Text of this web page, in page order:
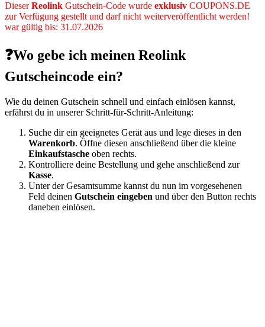
DieserReolink Gutschein-Code wurde exklusiv COUPONS.DE
zur Verfügung gestellt und darf nicht weiterveröffentlicht werden!
war gültig bis: 31.07.2026
❓Wo gebe ich meinen Reolink
Gutscheincode ein?
Wie du deinen Gutschein schnell und einfach einlösen kannst,
erfährst du in unserer Schritt-für-Schritt-Anleitung:
Suche dir ein geeignetes Gerät aus und lege dieses in den
Warenkorb. Öffne diesen anschließend über die kleine
Einkaufstasche oben rechts.
Kontrolliere deine Bestellung und gehe anschließend zur
Kasse.
Unter der Gesamtsumme kannst du nun im vorgesehenen
Feld deinen Gutschein eingeben und über den Button rechts
daneben einlösen.